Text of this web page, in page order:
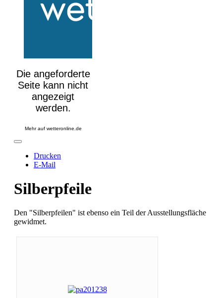
Mehr auf wetteronline.de
Drucken
E-Mail
Silberpfeile
Den "Silberpfeilen" ist ebenso ein Teil der Ausstellungsfläche
gewidmet.